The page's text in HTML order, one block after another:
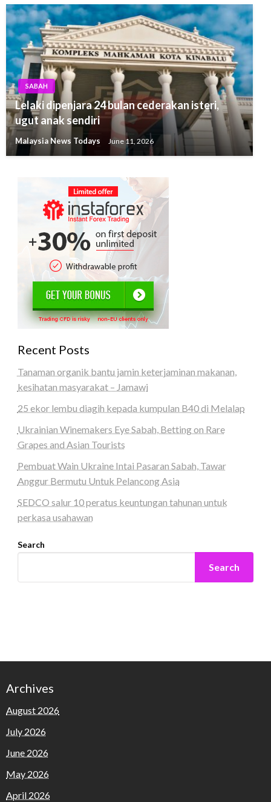
SABAH
Lelaki dipenjara 24 bulan cederakan isteri,
ugut anak sendiri
Malaysia News Todays June 11, 2026
Recent Posts
Tanaman organik bantu jamin keterjaminan makanan,
kesihatan masyarakat – Jamawi
25 ekor lembu diagih kepada kumpulan B40 di Melalap
Ukrainian Winemakers Eye Sabah, Betting on Rare
Grapes and Asian Tourists
Pembuat Wain Ukraine Intai Pasaran Sabah, Tawar
Anggur Bermutu Untuk Pelancong Asia
SEDCO salur 10 peratus keuntungan tahunan untuk
perkasa usahawan
Search
Search
Archives
August 2026
July 2026
June 2026
May 2026
April 2026